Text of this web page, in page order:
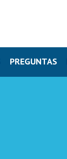
PREGUNTAS